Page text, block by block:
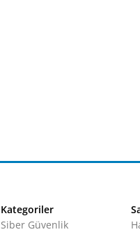
Kategoriler
Siber Güvenlik